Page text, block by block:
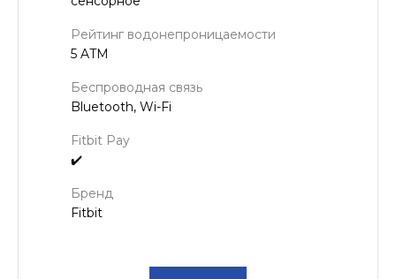
Рейтинг водонепроницаемости
5 ATM
Беспроводная связь
Bluetooth, Wi-Fi
Fitbit Pay
✔️
Бренд
Fitbit